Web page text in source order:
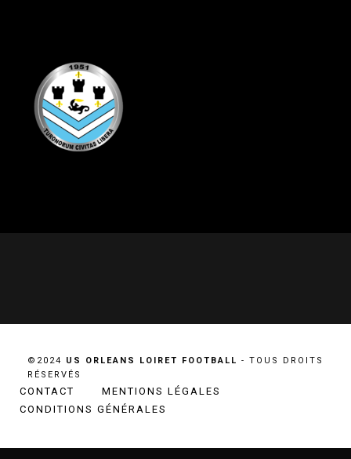
©2024 US ORLEANS LOIRET FOOTBALL - TOUS DROITS
RÉSERVÉS
CONTACT
MENTIONS LÉGALES
CONDITIONS GÉNÉRALES